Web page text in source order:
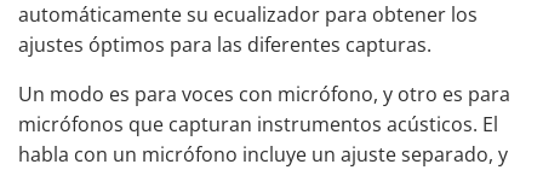
automáticamente su ecualizador para obtener los
ajustes óptimos para las diferentes capturas.
Un modo es para voces con micrófono, y otro es para
micrófonos que capturan instrumentos acústicos. El
habla con un micrófono incluye un ajuste separado, y